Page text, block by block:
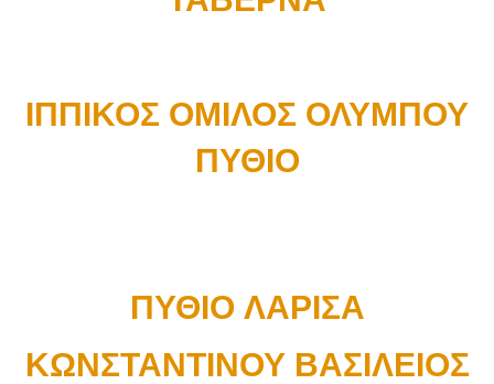
ΙΠΠΙΚΟΣ ΟΜΙΛΟΣ ΟΛΥΜΠΟΥ
ΠΥΘΙΟ
ΠΥΘΙΟ ΛΑΡΙΣΑ
ΚΩΝΣΤΑΝΤΙΝΟΥ ΒΑΣΙΛΕΙΟΣ